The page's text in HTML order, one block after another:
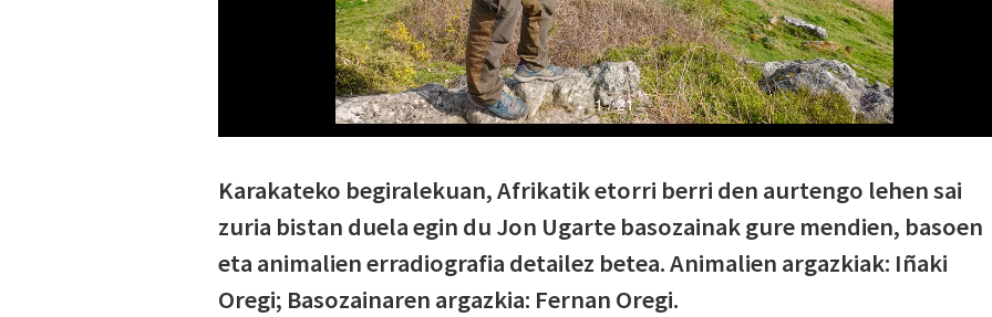
Karakateko begiralekuan, Afrikatik etorri berri den aurtengo lehen sai
zuria bistan duela egin du Jon Ugarte basozainak gure mendien, basoen
eta animalien erradiografia detailez betea. Animalien argazkiak: Iñaki
Oregi; Basozainaren argazkia: Fernan Oregi.